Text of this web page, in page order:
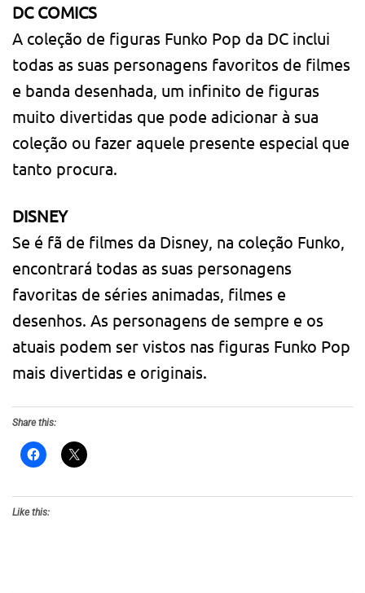
DC COMICS
A coleção de figuras Funko Pop da DC inclui
todas as suas personagens favoritos de filmes
e banda desenhada, um infinito de figuras
muito divertidas que pode adicionar à sua
coleção ou fazer aquele presente especial que
tanto procura.
DISNEY
Se é fã de filmes da Disney, na coleção Funko,
encontrará todas as suas personagens
favoritas de séries animadas, filmes e
desenhos. As personagens de sempre e os
atuais podem ser vistos nas figuras Funko Pop
mais divertidas e originais.
Share this:
Like this: